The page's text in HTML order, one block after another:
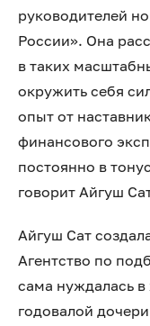
руководителей
России». Она
в таких
окружить себя
опыт от
финансового
постоянно в
говорит Айгуш
Айгуш Сат
Агентство по
сама нуждалась
годовалой